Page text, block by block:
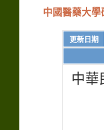
中國醫藥大
更新日期
中華